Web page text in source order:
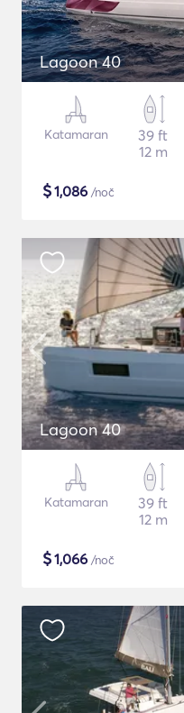
Lagoon 40
Katamaran
39 ft
12 m
$1,086 /noč
Lagoon 40
Katamaran
39 ft
12 m
$1,066 /noč